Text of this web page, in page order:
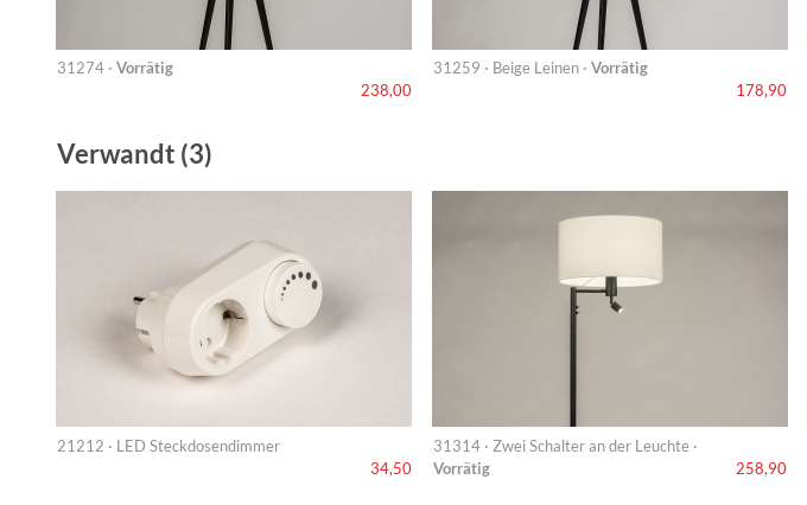
31274 · Vorrätig
238,00
31259 · Beige Leinen · Vorrätig
178,90
Verwandt (3)
21212 · LED Steckdosendimmer
34,50
31314 · Zwei Schalter an der Leuchte ·
Vorrätig
258,90